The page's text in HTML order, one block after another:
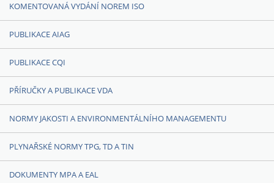
KOMENTOVANÁ VYDÁNÍ NOREM ISO
PUBLIKACE AIAG
PUBLIKACE CQI
PŘÍRUČKY A PUBLIKACE VDA
NORMY JAKOSTI A ENVIRONMENTÁLNÍHO MANAGEMENTU
PLYNAŘSKÉ NORMY TPG, TD A TIN
DOKUMENTY MPA A EAL